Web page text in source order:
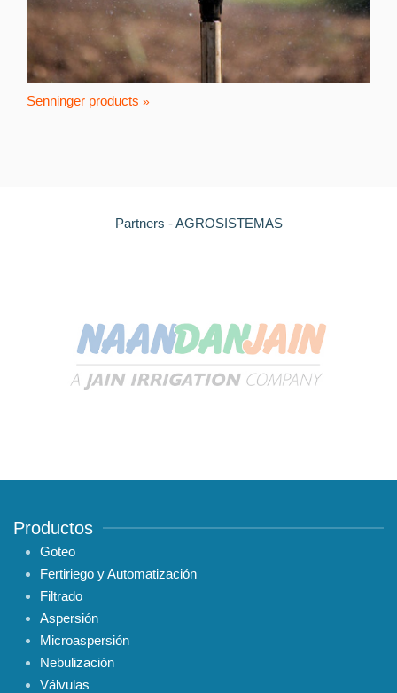
Senninger products
Partners - AGROSISTEMAS
Productos
Goteo
Fertiriego y Automatización
Filtrado
Aspersión
Microaspersión
Nebulización